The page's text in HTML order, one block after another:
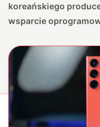
koreańskiego
wsparcie